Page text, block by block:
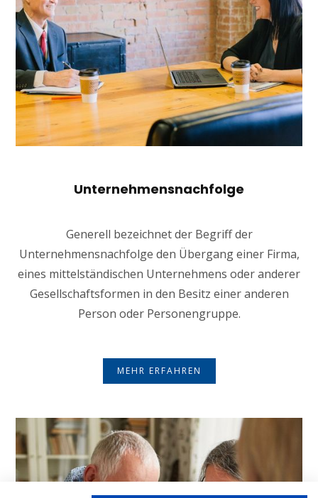
Unternehmensnachfolge
Generell bezeichnet der Begriff der
Unternehmensnachfolge den Übergang einer Firma,
eines mittelständischen Unternehmens oder anderer
Gesellschaftsformen in den Besitz einer anderen
Person oder Personengruppe.
MEHR ERFAHREN